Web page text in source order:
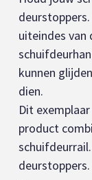
uiteindes van
kunnen
dien.
Dit
product
deurstoppers.